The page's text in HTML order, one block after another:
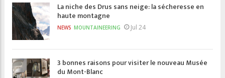
La niche des Drus sans neige: la sécheresse en
haute montagne
NEWS MOUNTAINEERING Jul 24
3 bonnes raisons pour visiter le nouveau Musée
du Mont-Blanc